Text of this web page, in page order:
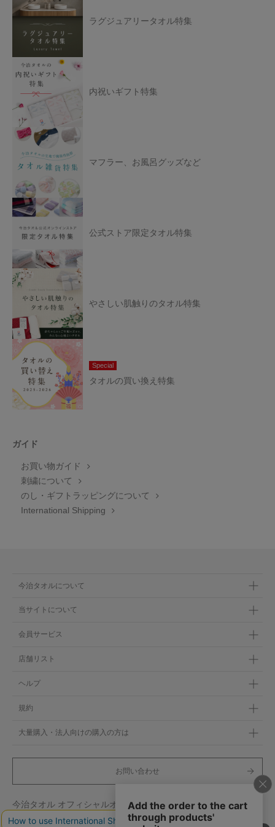
ラグジュアリータオル特集
内祝いギフト特集
マフラー、お風呂グッズなど
公式ストア限定タオル特集
やさしい肌触りのタオル特集
Special
タオルの買い換え特集
ガイド
お買い物ガイド
刺繍について
のし・ギフトラッピングについて
International Shipping
今治タオルについて
当サイトについて
会員サービス
店舗リスト
ヘルプ
規約
大量購入・法人向けの購入の方は
お問い合わせ
今治タオル オフィシャルオンラインストア